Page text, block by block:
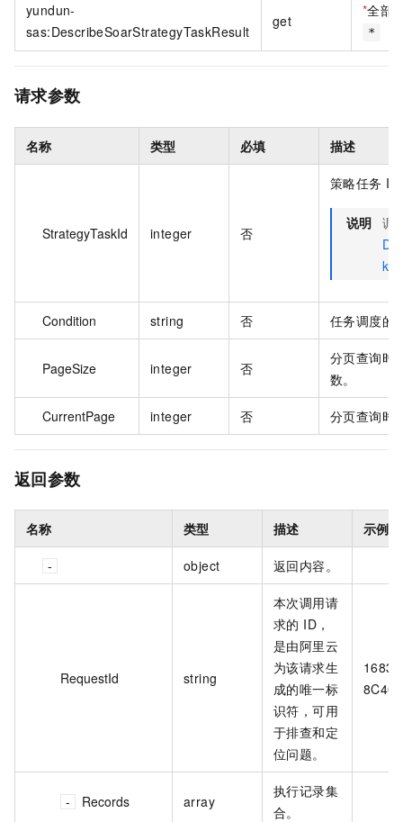
yundun-
sas:DescribeSoarStrategyTaskResult
get
*全部
*
请求参数
名称 类型 必填 描述
StrategyTaskId integer 否
策略任务 ID
说明 调
ks
Condition string 否 任务调度的
PageSize integer 否
分页查询时
数。
CurrentPage integer 否 分页查询时
返回参数
名称 类型 描述 示例值
object 返回内容。
RequestId string
本次调用请
求的 ID，
是由阿里云
为该请求生
成的唯一标
识符，可用
于排查和定
位问题。
Records array
执行记录集
合。